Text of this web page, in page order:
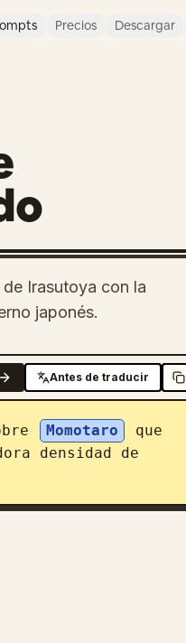
Precios Descargar
Irasutoya con la
japonés.
Antes de traducir
Momotaro
que
densidad de